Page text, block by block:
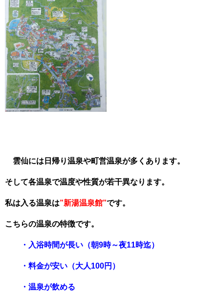
雲仙には日帰り温泉や町営温泉が多くあります。
そして各温泉で温度や性質が若干異なります。
私は入る温泉は”新湯温泉館”です。
こちらの温泉の特徴です。
・入浴時間が長い（朝9時～夜11時迄）
・料金が安い（大人100円）
・温泉が飲める